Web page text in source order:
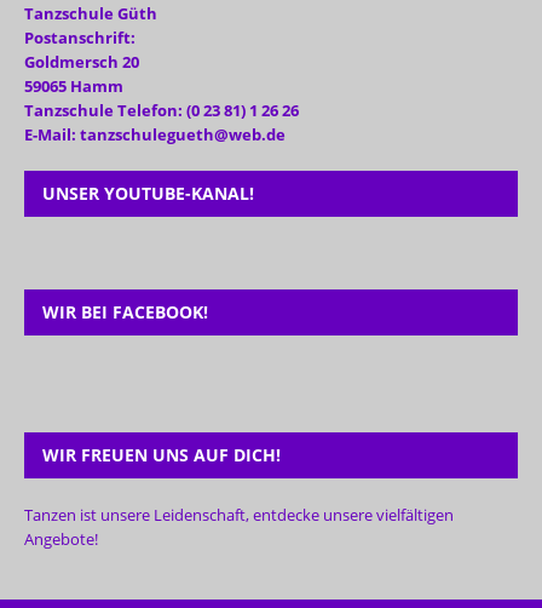
Tanzschule Güth
Postanschrift:
Goldmersch 20
59065 Hamm
Tanzschule Telefon: (0 23 81) 1 26 26
E-Mail: tanzschulegueth@web.de
UNSER YOUTUBE-KANAL!
WIR BEI FACEBOOK!
WIR FREUEN UNS AUF DICH!
Tanzen ist unsere Leidenschaft, entdecke unsere vielfältigen
Angebote!